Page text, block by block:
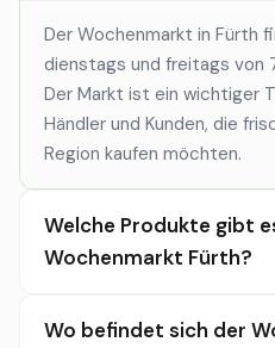
Der Wochenmarkt in Fürth
dienstags und freitags von
Der Markt ist ein wichtiger
Händler und Kunden, die
Region kaufen möchten.
Welche Produkte gibt
Wochenmarkt Fürth?
Wo befindet sich der